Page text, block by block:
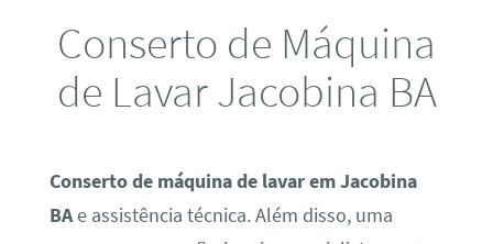
Conserto de Máquina
de Lavar Jacobina BA
Conserto de máquina de lavar em Jacobina
BAe assistência técnica. Além disso, uma